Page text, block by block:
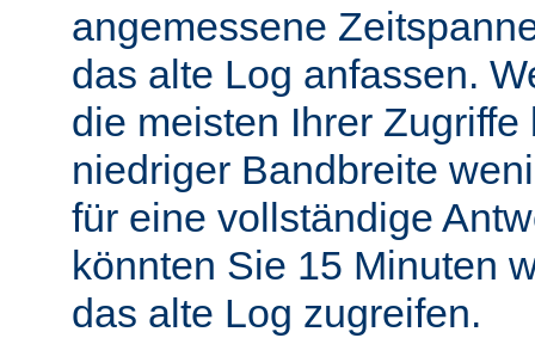
angemessene
das alte Log anfassen.
die meisten Ihrer
niedriger Bandbreite
für eine vollständige
könnten Sie 15 Minuten
das alte Log zugreifen.